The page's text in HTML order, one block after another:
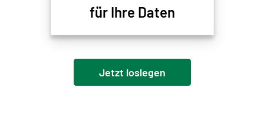
für Ihre Daten
Jetzt loslegen